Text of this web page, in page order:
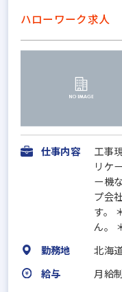
ハローワーク求人
仕事内容
工事
リケ
ー機
プ会
す。
ん。
勤務地
北海
給与
月給